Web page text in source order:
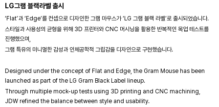
LG그램 블랙라벨 출시
‘Flat’과 ‘Edge’를 컨셉으로 디자인한 그램 마우스가 ‘LG 그램 블랙 라벨’로 출시되었습니다.
스타일과 사용성의 균형을 위해 3D 프린터와 CNC 머시닝을 활용한 반복적인 목업 테스트를
진행했으며,
그램 특유의 미니멀한 감성과 인체공학적 그립감을 디자인으로 구현했습니다.
Designed under the concept of Flat and Edge, the Gram Mouse has been
launched as part of the LG Gram Black Label lineup.
Through multiple mock-up tests using 3D printing and CNC machining,
JDW refined the balance between style and usability.